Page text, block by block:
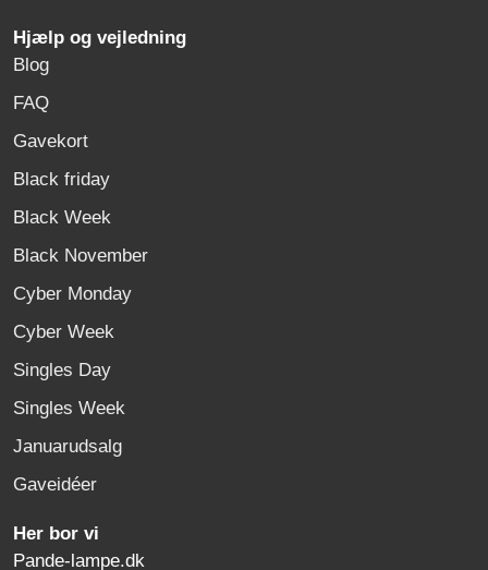
Hjælp og vejledning
Blog
FAQ
Gavekort
Black friday
Black Week
Black November
Cyber Monday
Cyber Week
Singles Day
Singles Week
Januarudsalg
Gaveidéer
Her bor vi
Pande-lampe.dk